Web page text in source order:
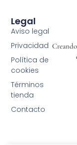
Legal
Aviso legal
Privacidad
Política de
cookies
Términos
tienda
Contacto